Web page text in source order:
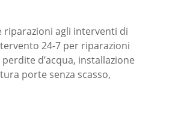
riparazioni agli interventi di
24-7 per riparazioni
d’acqua, installazione
porte senza scasso,